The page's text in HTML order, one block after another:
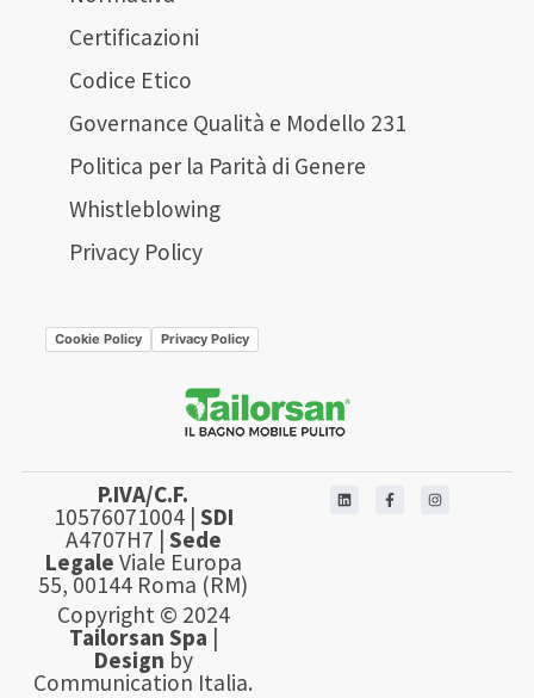
Certificazioni
Codice Etico
Governance Qualità e Modello 231
Politica per la Parità di Genere
Whistleblowing
Privacy Policy
Cookie Policy Privacy Policy
P.IVA/C.F.
10576071004 | SDI
A4707H7 | Sede
Legale Viale Europa
55, 00144 Roma (RM)
Copyright © 2024
Tailorsan Spa |
Design by
Communication Italia.